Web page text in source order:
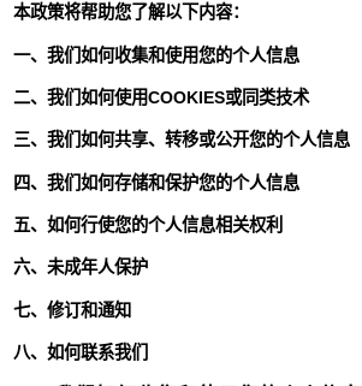
本政策将帮助您了解以下内容：
一、我们如何收集和使用您的个人信息
二、我们如何使用COOKIES或同类技术
三、我们如何共享、转移或公开您的个人信息
四、我们如何存储和保护您的个人信息
五、如何行使您的个人信息相关权利
六、未成年人保护
七、修订和通知
八、如何联系我们